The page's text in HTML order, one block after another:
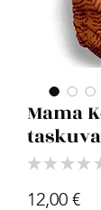
Mama
★ ★ ★ ★
12,00 €